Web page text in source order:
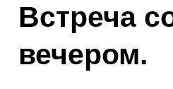
Встреча
вечером.